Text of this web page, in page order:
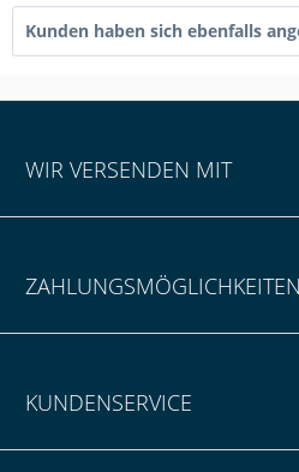
Kunden haben sich ebenfalls
WIR VERSENDEN MIT
ZAHLUNGSMÖGLICHKEITEN
KUNDENSERVICE